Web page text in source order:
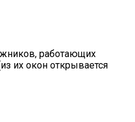
работающих
их окон открывается